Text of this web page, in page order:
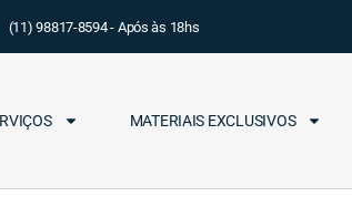
(11) 98817-8594 - Após às 18hs
MATERIAIS EXCLUSIVOS